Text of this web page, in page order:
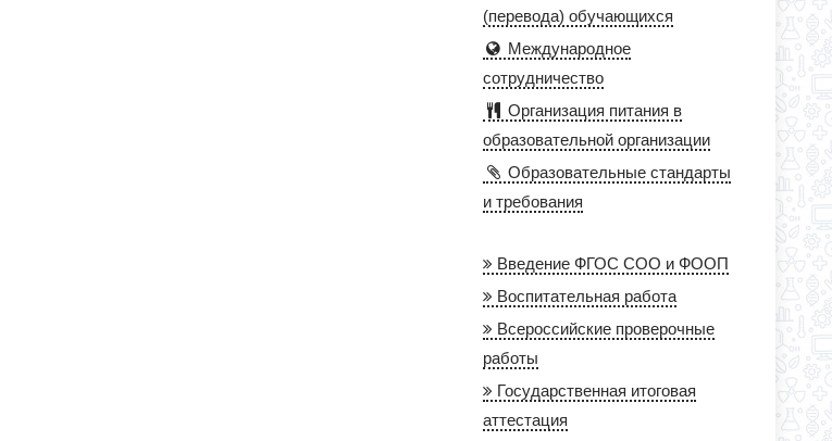
(перевода) обучающихся
Международное
сотрудничество
Организация питания в
образовательной организации
Образовательные стандарты
и требования
Введение ФГОС СОО и ФООП
Воспитательная работа
Всероссийские проверочные
работы
Государственная итоговая
аттестация